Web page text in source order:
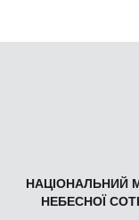
НАЦІОНАЛЬНИЙ
НЕБЕСНОЇ